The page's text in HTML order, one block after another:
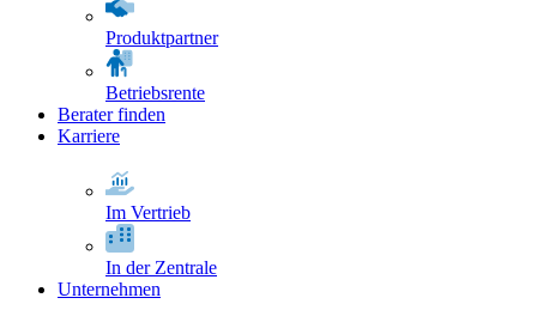
Produktpartner
Betriebsrente
Berater finden
Karriere
Im Vertrieb
In der Zentrale
Unternehmen